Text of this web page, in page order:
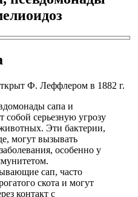
Ф. Леффлером в 1882 г.
сапа и
собой серьезную угрозу
Эти бактерии,
могут вызывать
особенно у
сап, часто
скота и могут
контакт с